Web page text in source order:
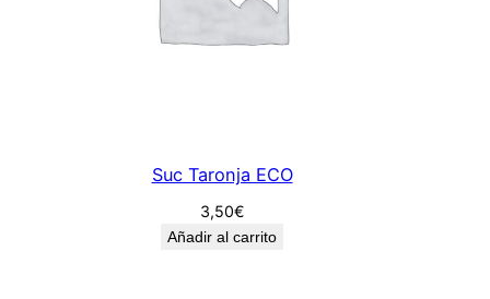
Suc Taronja ECO
3,50€
Añadir al carrito